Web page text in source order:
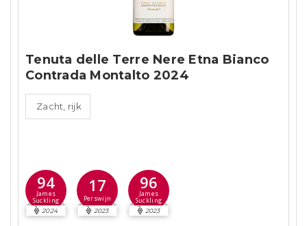
Tenuta delle Terre Nere Etna Bianco
Contrada Montalto 2024
Zacht, rijk
94
James
Suckling
2024
17
Perswijn
2023
96
James
Suckling
2023